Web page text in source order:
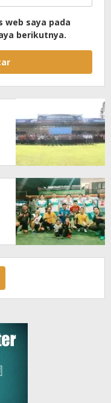
web saya pada
berikutnya.